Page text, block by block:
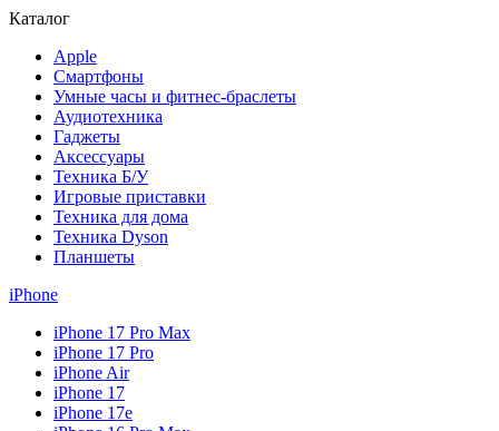
Каталог
Apple
Смартфоны
Умные часы и фитнес-браслеты
Аудиотехника
Гаджеты
Аксессуары
Техника Б/У
Игровые приставки
Техника для дома
Техника Dyson
Планшеты
iPhone
iPhone 17 Pro Max
iPhone 17 Pro
iPhone Air
iPhone 17
iPhone 17e